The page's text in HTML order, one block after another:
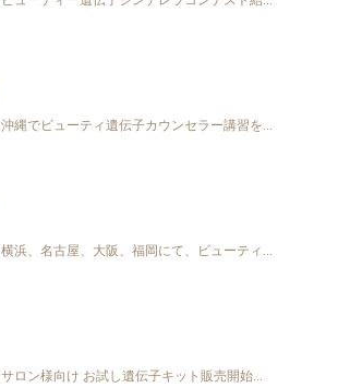
沖縄でビューティ遺伝子カウンセラー講習を...
横浜、名古屋、大阪、福岡にて、ビューティ...
サロン様向け お試し遺伝子キット販売開始...